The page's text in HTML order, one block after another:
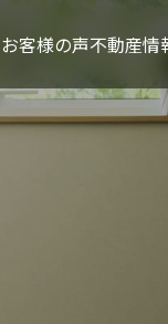
お客様の声不動産情